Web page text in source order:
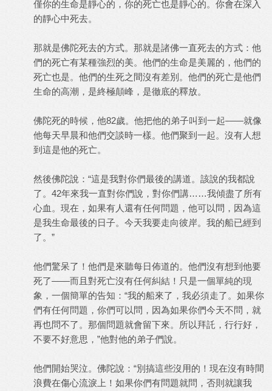
僅你的生命是靜心的，你的死亡也是靜心的。你會在深入
的靜心中死去。
那就是佛陀死去的方式。那就是諸佛一直死去的方式：他
們的死亡有某種強烈的美。他們的生命是美麗的，他們的
死亡也是。他們的生死之間沒有差別。他們的死亡是他們
生命的高潮，是終極顛峰，是徹底的釋放。
佛陀死的時候，他82歲。他把他的弟子叫到一起——就像
他每天早晨和他們交談時一樣。他們聚到一起。沒有人想
到這是他的死亡。
然後佛陀說：“這是我對你們最後的講道。該說的我都說
了。42年來我一直對你們說，對你們講……我傾盡了所有
心血。現在，如果有人還有任何問題，他可以問，因為這
是我生命最後的日子。今天我要走向彼岸。我的船已經到
了。”
他們驚呆了！他們是來聽每日佈道的。他們沒有想到他要
死了——而且對死亡沒有任何糾結！只是一個單純的現
象，一個簡單的告知：“我的船來了，我必須走了。如果你
們有任何問題，你們可以問，因為如果你們今天不問，就
再也問不了。那個問題就會留下來。所以拜託，行行好，
不要不好意思，”他對他的弟子們說。
他們開始哭泣。佛陀說：“別搞這些沒用的！現在沒有時間
浪費在傷心流淚上！如果你們有問題就問，否則就讓我